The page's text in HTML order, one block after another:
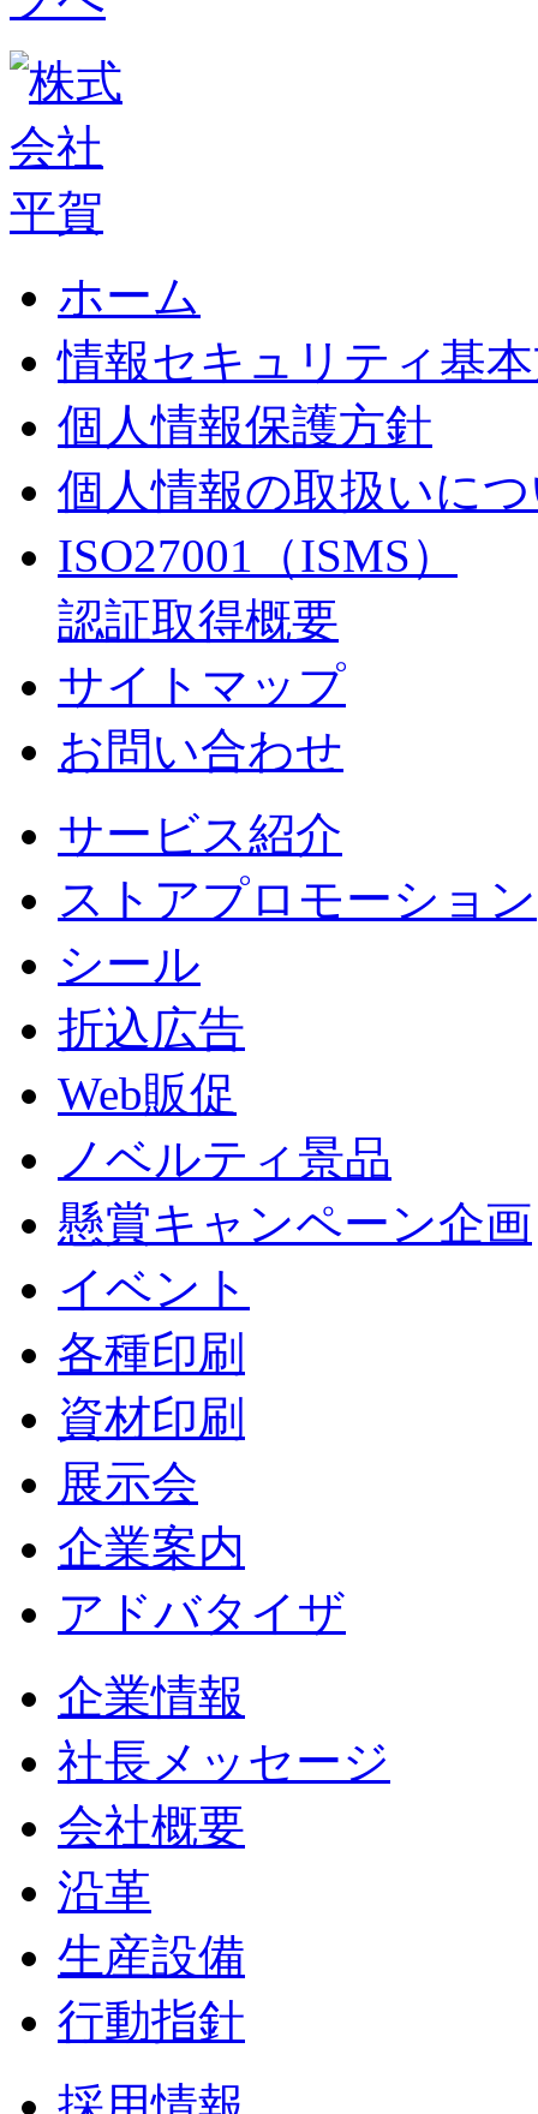
ホーム
情報セキュリティ基
個人情報保護方針
個人情報の取扱いに
ISO27001（ISMS）
認証取得概要
サイトマップ
お問い合わせ
サービス紹介
ストアプロモーション
シール
折込広告
Web販促
ノベルティ景品
懸賞キャンペーン企画
イベント
各種印刷
資材印刷
展示会
企業案内
アドバタイザ
企業情報
社長メッセージ
会社概要
沿革
生産設備
行動指針